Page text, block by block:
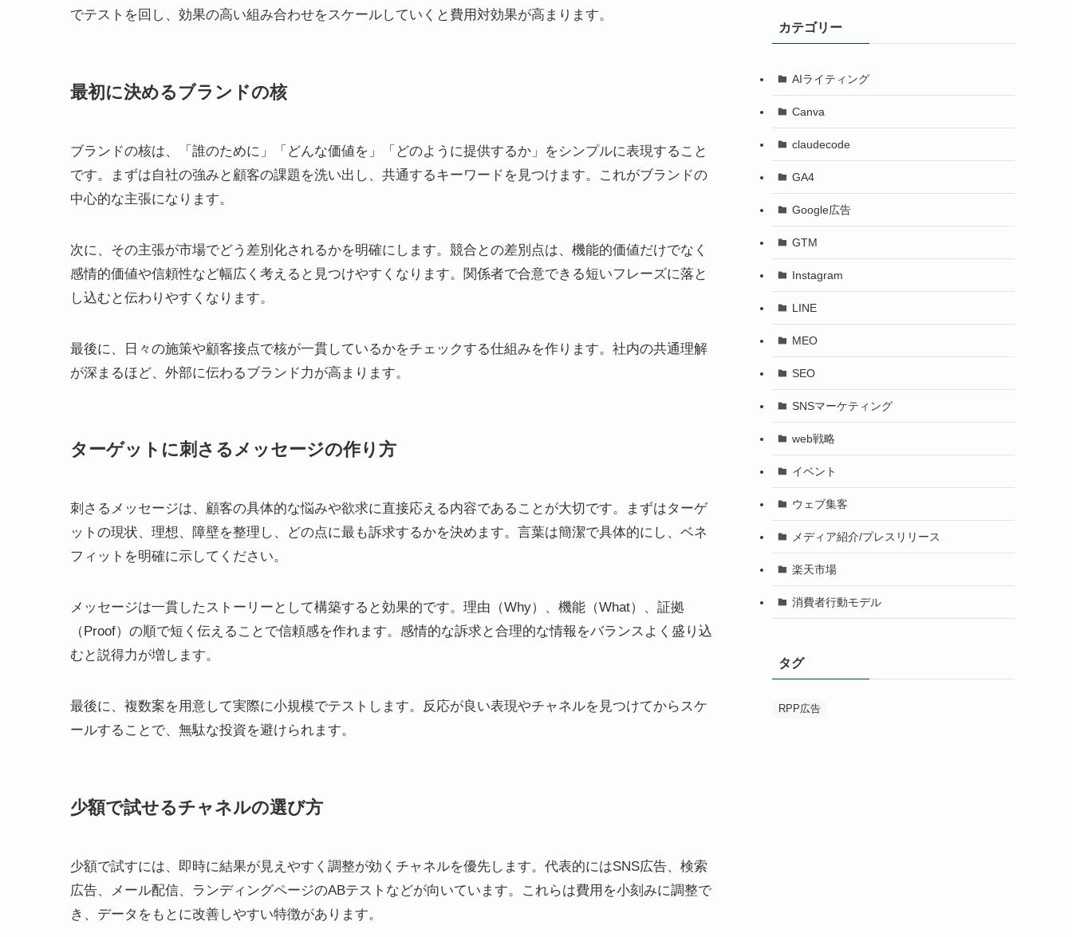
でテストを回し、効果の高い組み合わせをスケールしていくと費用対効果が高まります。
最初に決めるブランドの核
ブランドの核は、「誰のために」「どんな価値を」「どのように提供するか」をシンプルに表現すること
です。まずは自社の強みと顧客の課題を洗い出し、共通するキーワードを見つけます。これがブランドの
中心的な主張になります。
次に、その主張が市場でどう差別化されるかを明確にします。競合との差別点は、機能的価値だけでなく
感情的価値や信頼性など幅広く考えると見つけやすくなります。関係者で合意できる短いフレーズに落と
し込むと伝わりやすくなります。
最後に、日々の施策や顧客接点で核が一貫しているかをチェックする仕組みを作ります。社内の共通理解
が深まるほど、外部に伝わるブランド力が高まります。
ターゲットに刺さるメッセージの作り方
刺さるメッセージは、顧客の具体的な悩みや欲求に直接応える内容であることが大切です。まずはターゲ
ットの現状、理想、障壁を整理し、どの点に最も訴求するかを決めます。言葉は簡潔で具体的にし、ベネ
フィットを明確に示してください。
メッセージは一貫したストーリーとして構築すると効果的です。理由（Why）、機能（What）、証拠
（Proof）の順で短く伝えることで信頼感を作れます。感情的な訴求と合理的な情報をバランスよく盛り込
むと説得力が増します。
最後に、複数案を用意して実際に小規模でテストします。反応が良い表現やチャネルを見つけてからスケ
ールすることで、無駄な投資を避けられます。
少額で試せるチャネルの選び方
少額で試すには、即時に結果が見えやすく調整が効くチャネルを優先します。代表的にはSNS広告、検索
広告、メール配信、ランディングページのABテストなどが向いています。これらは費用を小刻みに調整で
き、データをもとに改善しやすい特徴があります。
カテゴリー
AIライティング
Canva
claudecode
GA4
Google広告
GTM
Instagram
LINE
MEO
SEO
SNSマーケティング
web戦略
イベント
ウェブ集客
メディア紹介/プレスリリース
楽天市場
消費者行動モデル
タグ
RPP広告